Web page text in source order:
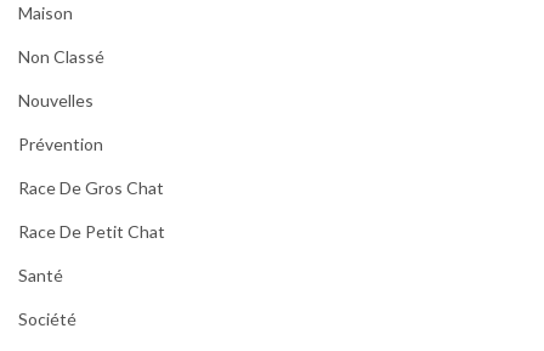
Maison
Non Classé
Nouvelles
Prévention
Race De Gros Chat
Race De Petit Chat
Santé
Société